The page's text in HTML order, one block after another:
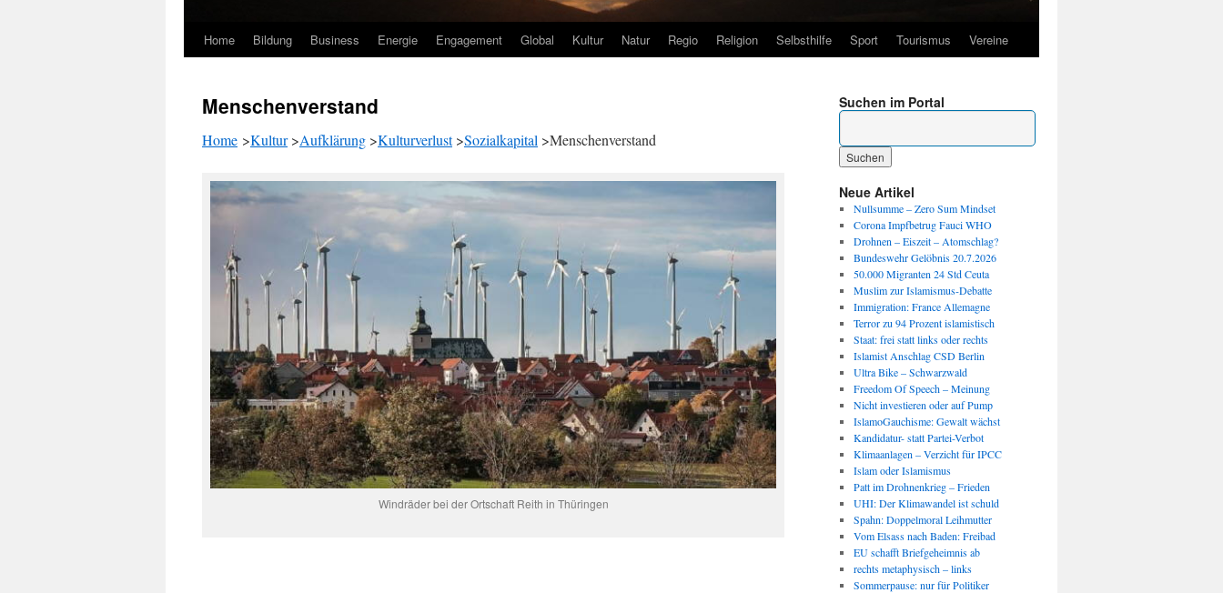
Home Bildung Business Energie Engagement Global Kultur Natur Regio Religion Selbsthilfe Sport Tourismus Vereine
Menschenverstand
Home >Kultur>Aufklärung >Kulturverlust>Sozialkapital >Menschenverstand
Windräder bei der Ortschaft Reith in Thüringen
Suchen im Portal
Neue Artikel
Nullsumme – Zero Sum Mindset
Corona Impfbetrug Fauci WHO
Drohnen – Eiszeit – Atomschlag?
Bundeswehr Gelöbnis 20.7.2026
50.000 Migranten 24 Std Ceuta
Muslim zur Islamismus-Debatte
Immigration: France Allemagne
Terror zu 94 Prozent islamistisch
Staat: frei statt links oder rechts
Islamist Anschlag CSD Berlin
Ultra Bike – Schwarzwald
Freedom Of Speech – Meinung
Nicht investieren oder auf Pump
IslamoGauchisme: Gewalt wächst
Kandidatur- statt Partei-Verbot
Klimaanlagen – Verzicht für IPCC
Islam oder Islamismus
Patt im Drohnenkrieg – Frieden
UHI: Der Klimawandel ist schuld
Spahn: Doppelmoral Leihmutter
Vom Elsass nach Baden: Freibad
EU schafft Briefgeheimnis ab
rechts metaphysisch – links
Sommerpause: nur für Politiker